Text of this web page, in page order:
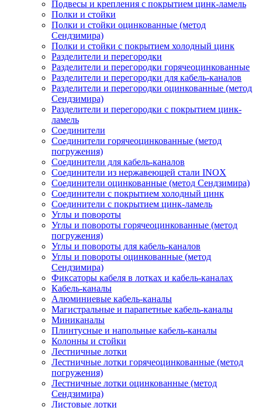
Подвесы и крепления с покрытием цинк-ламель
Полки и стойки
Полки и стойки оцинкованные (метод
Сендзимира)
Полки и стойки с покрытием холодный цинк
Разделители и перегородки
Разделители и перегородки горячеоцинкованные
Разделители и перегородки для кабель-каналов
Разделители и перегородки оцинкованные (метод
Сендзимира)
Разделители и перегородки с покрытием цинк-
ламель
Соединители
Соединители горячеоцинкованные (метод
погружения)
Соединители для кабель-каналов
Соединители из нержавеющей стали INOX
Соединители оцинкованные (метод Сендзимира)
Соединители с покрытием холодный цинк
Соединители с покрытием цинк-ламель
Углы и повороты
Углы и повороты горячеоцинкованные (метод
погружения)
Углы и повороты для кабель-каналов
Углы и повороты оцинкованные (метод
Сендзимира)
Фиксаторы кабеля в лотках и кабель-каналах
Кабель-каналы
Алюминиевые кабель-каналы
Магистральные и парапетные кабель-каналы
Миниканалы
Плинтусные и напольные кабель-каналы
Колонны и стойки
Лестничные лотки
Лестничные лотки горячеоцинкованные (метод
погружения)
Лестничные лотки оцинкованные (метод
Сендзимира)
Листовые лотки